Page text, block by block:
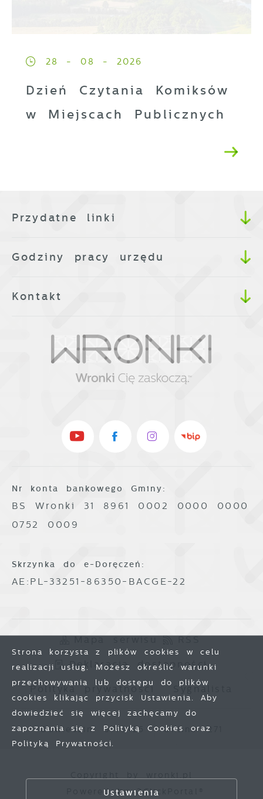
28 - 08 - 2026
Dzień Czytania Komiksów
w Miejscach Publicznych
Przydatne linki
Godziny pracy urzędu
Kontakt
Nr konta bankowego Gminy:
BS Wronki 31 8961 0002 0000 0000
0752 0009
Skrzynka do e-Doręczeń:
AE:PL-33251-86350-BACGE-22
Mapa serwisu RSS
Deklaracja dostępności
Polityka prywatności Sygnalista
Odwiedzin: 3773425 Online: 271
Powered by 2ClickPortal®
Strona korzysta z plików cookies w celu
realizacji usług. Możesz określić warunki
przechowywania lub dostępu do plików
cookies klikając przycisk Ustawienia. Aby
dowiedzieć się więcej zachęcamy do
zapoznania się z Polityką Cookies oraz
Polityką Prywatności.
Ustawienia